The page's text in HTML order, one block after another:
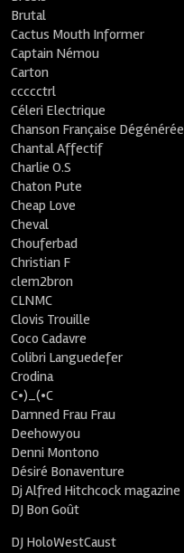
Brutal
Cactus Mouth Informer
Captain Némou
Carton
ccccctrl
Céleri Electrique
Chanson Française Dégénérée
Chantal Affectif
Charlie O.S
Chaton Pute
Cheap Love
Cheval
Chouferbad
Christian F
clem2bron
CLNMC
Clovis Trouille
Coco Cadavre
Colibri Languedefer
Crodina
C•)_(•C
Damned Frau Frau
Deehowyou
Denni Montono
Désiré Bonaventure
Dj Alfred Hitchcock magazine
DJ Bon Goût
DJ HoloWestCaust